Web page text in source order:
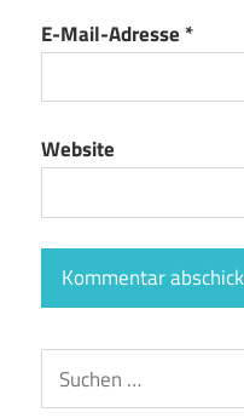
E-Mail-Adresse *
Website
Suchen
nach: